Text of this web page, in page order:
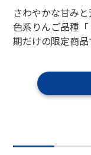
さわやかな甘み
色系りんご品種
期だけの限定商品